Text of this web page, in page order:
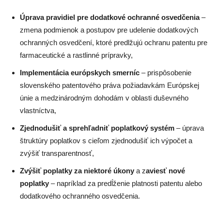
Úprava pravidiel pre dodatkové ochranné osvedčenia–
zmena podmienok a postupov pre udelenie dodatkových
ochranných osvedčení, ktoré predlžujú ochranu patentu pre
farmaceutické a rastlinné prípravky,
Implementácia európskych smerníc – prispôsobenie
slovenského patentového práva požiadavkám Európskej
únie a medzinárodným dohodám v oblasti duševného
vlastníctva,
Zjednodušiť a sprehľadniť poplatkový systém – úprava
štruktúry poplatkov s cieľom zjednodušiť ich výpočet a
zvýšiť transparentnosť,
Zvýšiť poplatky za niektoré úkony a zaviesť nové
poplatky – napríklad za predĺženie platnosti patentu alebo
dodatkového ochranného osvedčenia.